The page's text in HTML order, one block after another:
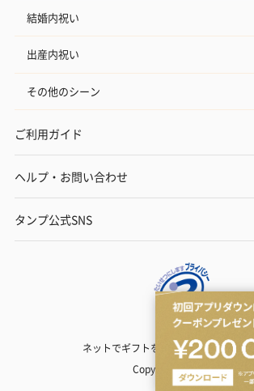
結婚内祝い
出産内祝い
その他のシーン
ご利用ガイド
ヘルプ・お問い合わせ
タンプ公式SNS
ネットでギフトを贈るなら | TANP（タ
Copyright© TANP Inc.